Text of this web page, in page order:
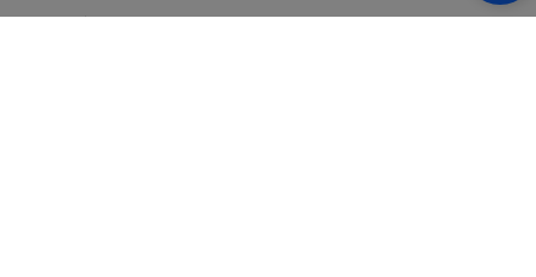
Montag bis Freitag: